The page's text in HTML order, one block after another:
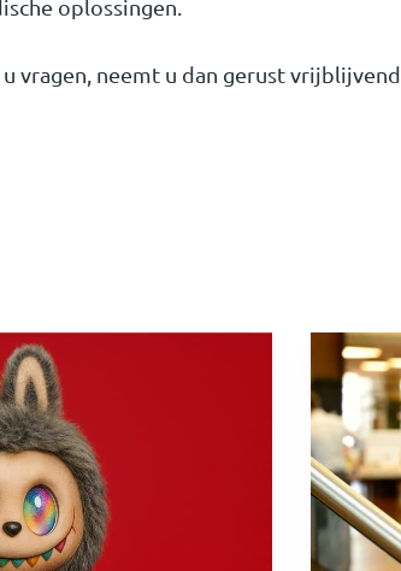
oplossingen.
vragen, neemt u dan gerust vrijblijvend